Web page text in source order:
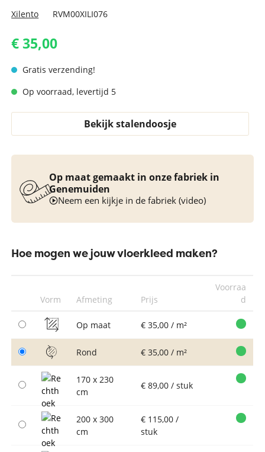
Xilento RVM00XILI076
€ 35,00
Gratis verzending!
Op voorraad, levertijd 5
Bekijk stalendoosje
Op maat gemaakt in onze fabriek in
Genemuiden
Neem een kijkje in de fabriek (video)
Hoe mogen we jouw vloerkleed maken?
Vorm Afmeting Prijs
Voorraa
d
Op maat € 35,00 / m²
Rond € 35,00 / m²
170 x 230
cm
€ 89,00 / stuk
200 x 300
cm
€ 115,00 /
stuk